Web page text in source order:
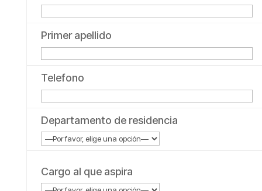
Primer apellido
Telefono
Departamento de residencia
Cargo al que aspira